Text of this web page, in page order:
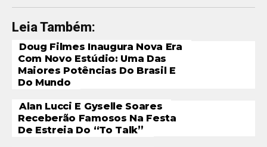
Leia Também:
Doug Filmes Inaugura Nova Era
Com Novo Estúdio: Uma Das
Maiores Potências Do Brasil E
Do Mundo
Alan Lucci E Gyselle Soares
Receberão Famosos Na Festa
De Estreia Do “To Talk”